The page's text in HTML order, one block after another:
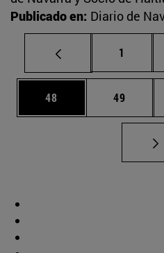
Publicado en: Diario de
Página
1
Página
48 Página
49